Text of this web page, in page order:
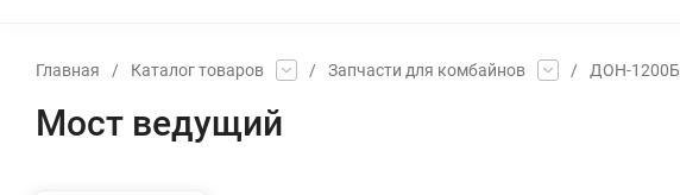
Главная / Каталог товаров / Запчасти для комбайнов / ДОН-1200Б
Мост ведущий